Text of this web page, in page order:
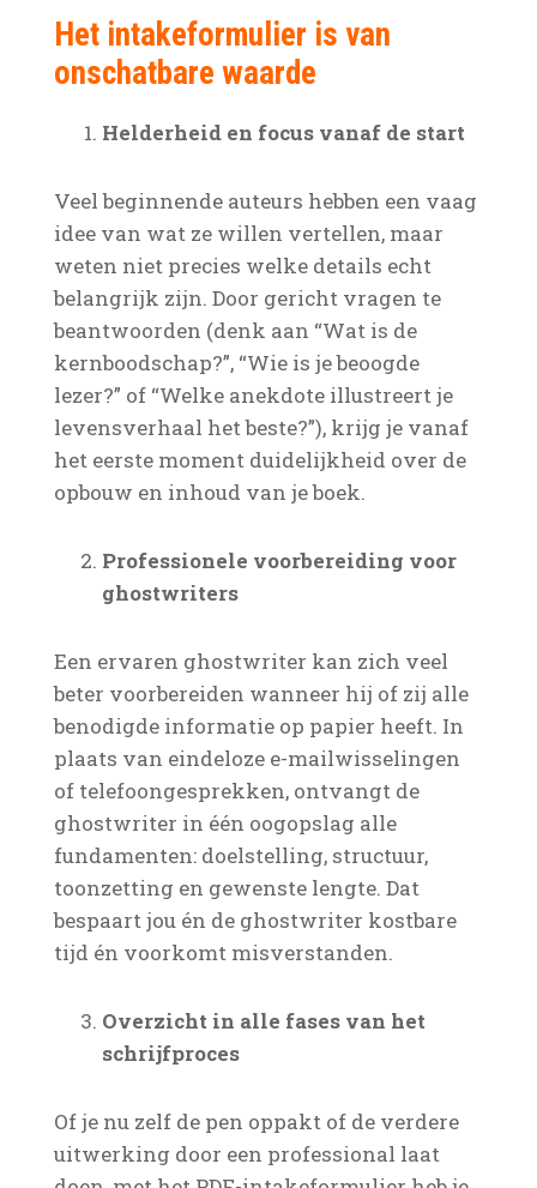
Het intakeformulier is van
onschatbare waarde
Helderheid en focus vanaf de start
Veel beginnende auteurs hebben een vaag
idee van wat ze willen vertellen, maar
weten niet precies welke details echt
belangrijk zijn. Door gericht vragen te
beantwoorden (denk aan “Wat is de
kernboodschap?”, “Wie is je beoogde
lezer?” of “Welke anekdote illustreert je
levensverhaal het beste?”), krijg je vanaf
het eerste moment duidelijkheid over de
opbouw en inhoud van je boek.
Professionele voorbereiding voor
ghostwriters
Een ervaren ghostwriter kan zich veel
beter voorbereiden wanneer hij of zij alle
benodigde informatie op papier heeft. In
plaats van eindeloze e-mailwisselingen
of telefoongesprekken, ontvangt de
ghostwriter in één oogopslag alle
fundamenten: doelstelling, structuur,
toonzetting en gewenste lengte. Dat
bespaart jou én de ghostwriter kostbare
tijd én voorkomt misverstanden.
Overzicht in alle fases van het
schrijfproces
Of je nu zelf de pen oppakt of de verdere
uitwerking door een professional laat